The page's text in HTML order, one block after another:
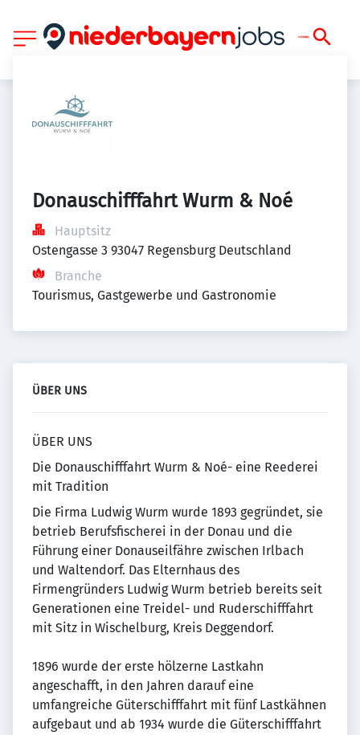
Donauschifffahrt Wurm & Noé
Hauptsitz
Ostengasse 3 93047 Regensburg Deutschland
Branche
Tourismus, Gastgewerbe und Gastronomie
ÜBER UNS
ÜBER UNS
Die Donauschifffahrt Wurm & Noé- eine Reederei
mit Tradition
Die Firma Ludwig Wurm wurde 1893 gegründet, sie
betrieb Berufsfischerei in der Donau und die
Führung einer Donauseilfähre zwischen Irlbach
und Waltendorf. Das Elternhaus des
Firmengründers Ludwig Wurm betrieb bereits seit
Generationen eine Treidel- und Ruderschifffahrt
mit Sitz in Wischelburg, Kreis Deggendorf.
1896 wurde der erste hölzerne Lastkahn
angeschafft, in den Jahren darauf eine
umfangreiche Güterschifffahrt mit fünf Lastkähnen
aufgebaut und ab 1934 wurde die Güterschifffahrt